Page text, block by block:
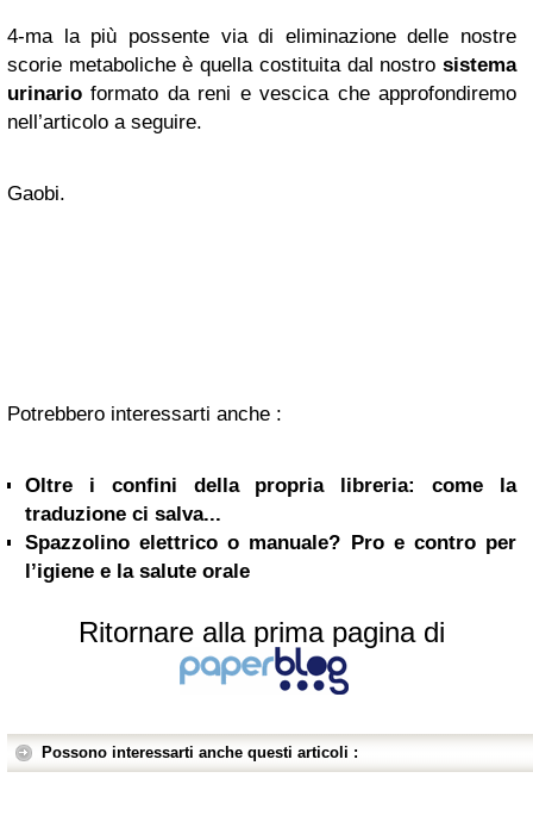
4-ma la più possente via di eliminazione delle nostre
scorie metaboliche è quella costituita dal nostro sistema
urinario formato da reni e vescica che approfondiremo
nell’articolo a seguire.
Gaobi.
Potrebbero interessarti anche :
Oltre i confini della propria libreria: come la
traduzione ci salva...
Spazzolino elettrico o manuale? Pro e contro per
l’igiene e la salute orale
Ritornare alla prima pagina di
Possono interessarti anche questi articoli :